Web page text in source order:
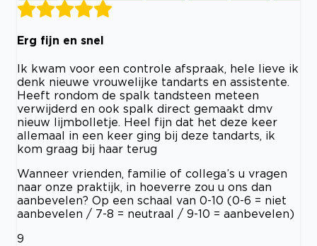
Erg fijn en snel
Ik kwam voor een controle afspraak, hele lieve ik
denk nieuwe vrouwelijke tandarts en assistente.
Heeft rondom de spalk tandsteen meteen
verwijderd en ook spalk direct gemaakt dmv
nieuw lijmbolletje. Heel fijn dat het deze keer
allemaal in een keer ging bij deze tandarts, ik
kom graag bij haar terug
Wanneer vrienden, familie of collega’s u vragen
naar onze praktijk, in hoeverre zou u ons dan
aanbevelen? Op een schaal van 0-10 (0-6 = niet
aanbevelen / 7-8 = neutraal / 9-10 = aanbevelen)
9